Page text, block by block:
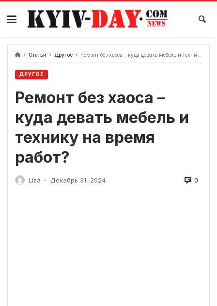
перейти
содержанию
Статьи Другое Ремонт без хаоса – куда девать мебель и технику на время работ?
ДРУГОЕ
Ремонт без хаоса –
куда девать мебель и
технику на время
работ?
Liza - Декабрь 31, 2024 0